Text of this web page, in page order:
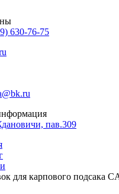
630-76-75
пав.309
для карпового подсака